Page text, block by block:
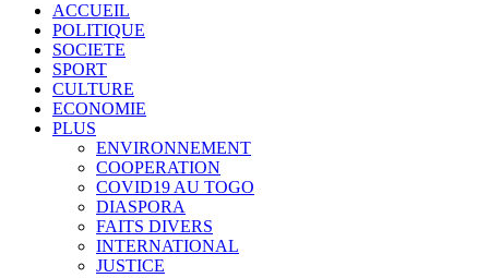
ACCUEIL
POLITIQUE
SOCIETE
SPORT
CULTURE
ECONOMIE
PLUS
ENVIRONNEMENT
COOPERATION
COVID19 AU TOGO
DIASPORA
FAITS DIVERS
INTERNATIONAL
JUSTICE